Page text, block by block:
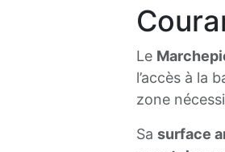
Le
l’accès à la
zone
Sa surface